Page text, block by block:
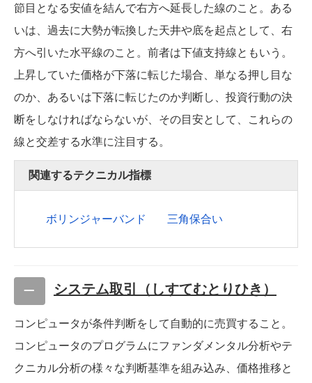
節目となる安値を結んで右方へ延長した線のこと。ある
いは、過去に大勢が転換した天井や底を起点として、右
方へ引いた水平線のこと。前者は下値支持線ともいう。
上昇していた価格が下落に転じた場合、単なる押し目な
のか、あるいは下落に転じたのか判断し、投資行動の決
断をしなければならないが、その目安として、これらの
線と交差する水準に注目する。
関連するテクニカル指標
ボリンジャーバンド 三角保合い
システム取引（しすてむとりひき）
コンピュータが条件判断をして自動的に売買すること。
コンピュータのプログラムにファンダメンタル分析やテ
クニカル分析の様々な判断基準を組み込み、価格推移と